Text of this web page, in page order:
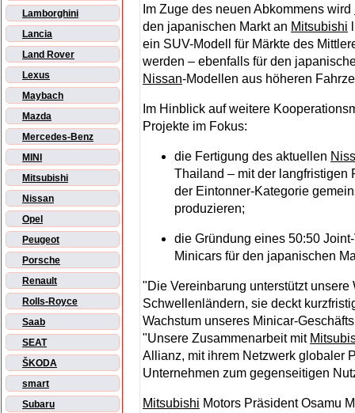
Lamborghini
Lancia
Land Rover
Lexus
Maybach
Mazda
Mercedes-Benz
MINI
Mitsubishi
Nissan
Opel
Peugeot
Porsche
Renault
Rolls-Royce
Saab
SEAT
ŠKODA
smart
Subaru
Im Zuge des neuen Abkommens wird
den japanischen Markt an Mitsubishi
ein SUV-Modell für Märkte des
werden – ebenfalls für den
Nissan-Modellen aus höheren
Im Hinblick auf weitere
Projekte im Fokus:
die Fertigung des aktuellen
Thailand – mit der langfristigen
der Eintonner-Kategorie
produzieren;
die Gründung eines 50:50
Minicars für den japanischen
"Die Vereinbarung unterstützt unsere
Schwellenländern, sie deckt
Wachstum unseres Minicar-
"Unsere Zusammenarbeit mit
Allianz, mit ihrem Netzwerk globaler
Unternehmen zum gegenseitigen
Mitsubishi Motors Präsident Osamu